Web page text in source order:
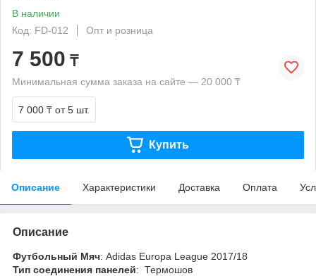
В наличии
Код: FD-012
Опт и розница
7 500 ₸
Минимальная сумма заказа на сайте — 20 000 ₸
7 000 ₸ от 5 шт.
Купить
Описание Характеристики Доставка Оплата
Описание
Футбольный Мяч: Adidas Europa League 2017/18
Тип соединения панелей: Термошов